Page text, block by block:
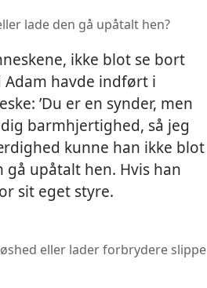
lade den gå upåtalt hen?
ikke blot se bort
havde indført i
’Du er en synder, men
barmhjertighed, så jeg
kunne han ikke blot
upåtalt hen. Hvis han
sit eget styre.
eller lader forbrydere slippe